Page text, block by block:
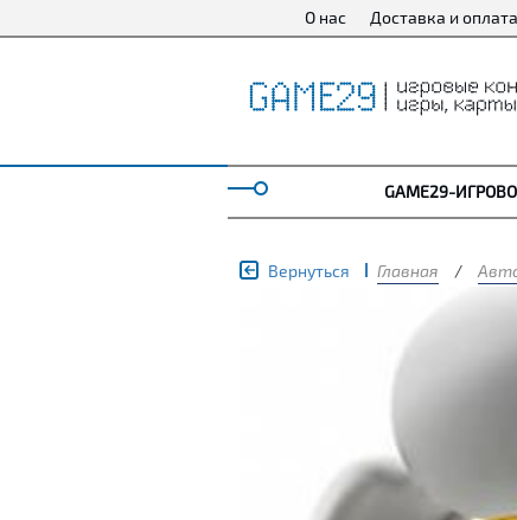
О нас Доставка и оплата
GAME29-
Вернуться Главная /